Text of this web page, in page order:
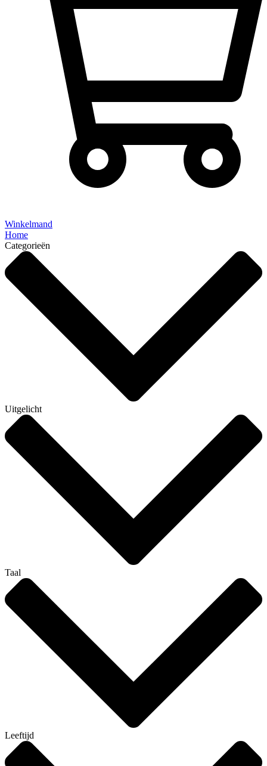
Winkelmand
Home
Categorieën
Uitgelicht
Taal
Leeftijd